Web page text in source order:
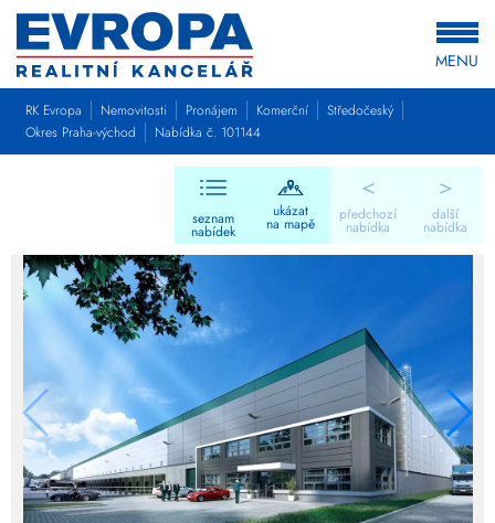
MENU
RK Evropa Nemovitosti Pronájem Komerční
Středočeský
Okres Praha-východ
Nabídka č. 101144
<
předchozí
nabídka
seznam
nabídek
ukázat
na mapě
>
další
nabídka